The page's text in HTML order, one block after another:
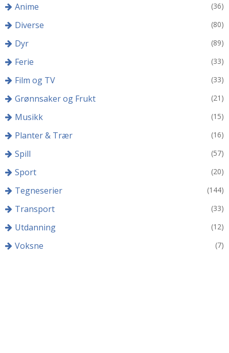
Anime (36)
Diverse (80)
Dyr (89)
Ferie (33)
Film og TV (33)
Grønnsaker og Frukt (21)
Musikk (15)
Planter & Trær (16)
Spill (57)
Sport (20)
Tegneserier (144)
Transport (33)
Utdanning (12)
Voksne (7)